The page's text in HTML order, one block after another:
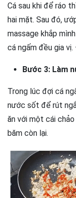
Cá sau khi để ráo
hai mặt. Sau đó,
massage khắp
cá ngấm đều gia
Bước 3: Làm
Trong lúc đợi cá
nước sốt để rút
ăn với một cái
băm còn lại.